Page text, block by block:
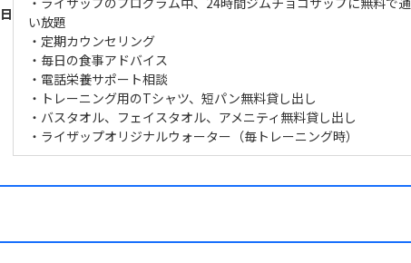
日
い放題
・定期カウンセリング
・毎日の食事アドバイス
・電話栄養サポート相談
・トレーニング用のTシャツ、短パン無料貸し出し
・バスタオル、フェイスタオル、アメニティ無料貸し出し
・ライザップオリジナルウォーター（毎トレーニング時）